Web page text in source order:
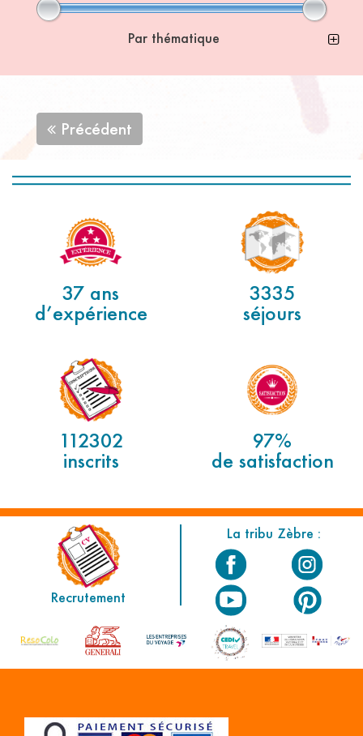
Par thématique
Précédent
37 ans
d’expérience
3335
séjours
112302
inscrits
97%
de satisfaction
Recrutement
La tribu Zèbre :